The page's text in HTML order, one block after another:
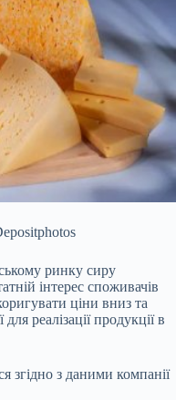
ринку сиру
інтерес споживачів
ціни вниз та
реалізації продукції в
згідно з даними компанії